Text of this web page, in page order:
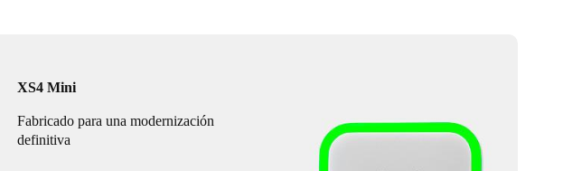
XS4 Mini
Fabricado para una modernización
definitiva